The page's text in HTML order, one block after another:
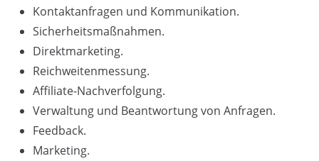
Kontaktanfragen und Kommunikation.
Sicherheitsmaßnahmen.
Direktmarketing.
Reichweitenmessung.
Affiliate-Nachverfolgung.
Verwaltung und Beantwortung von Anfragen.
Feedback.
Marketing.